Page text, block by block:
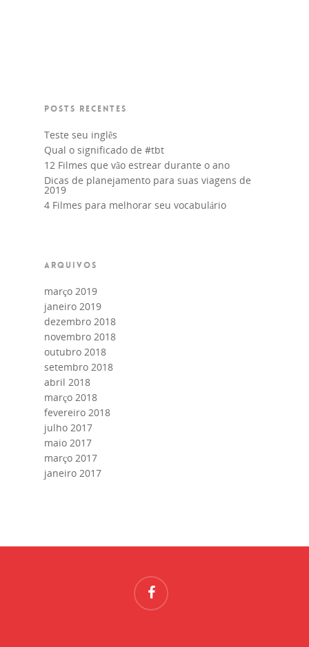
POSTS RECENTES
Teste seu inglês
Qual o significado de #tbt
12 Filmes que vão estrear durante o ano
Dicas de planejamento para suas viagens de
2019
4 Filmes para melhorar seu vocabulário
ARQUIVOS
março 2019
janeiro 2019
dezembro 2018
novembro 2018
outubro 2018
setembro 2018
abril 2018
março 2018
fevereiro 2018
julho 2017
maio 2017
março 2017
janeiro 2017
Curso de Japonês